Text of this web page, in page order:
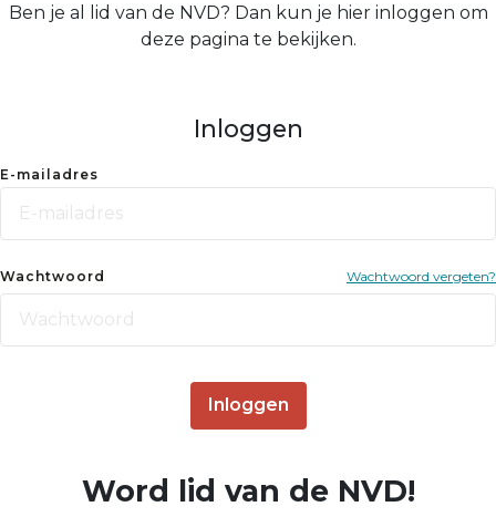
Ben je al lid van de NVD? Dan kun je hier inloggen om
deze pagina te bekijken.
Inloggen
E-mailadres
Wachtwoord Wachtwoord vergeten?
Inloggen
Word lid van de NVD!